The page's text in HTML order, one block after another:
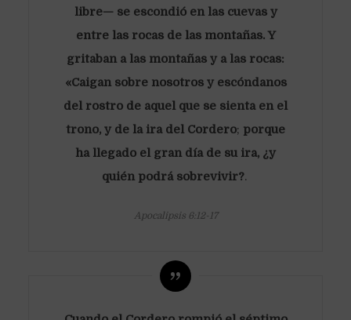
libre— se escondió en las cuevas y
entre las rocas de las montañas. Y
gritaban a las montañas y a las rocas:
«Caigan sobre nosotros y escóndanos
del rostro de aquel que se sienta en el
trono, y de la ira del Cordero; porque
ha llegado el gran día de su ira, ¿y
quién podrá sobrevivir?.
Apocalipsis 6:12-17